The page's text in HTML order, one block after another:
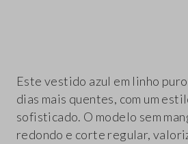
Este vestido azul em linho
dias mais quentes, com um
sofisticado. O modelo sem
redondo e corte regular,